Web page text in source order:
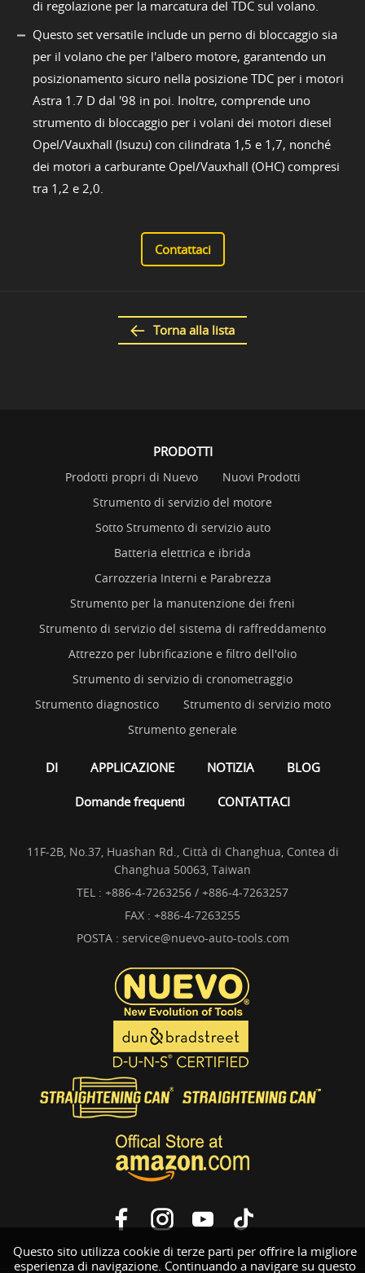
di regolazione per la marcatura del TDC sul volano.
Questo set versatile include un perno di bloccaggio sia
per il volano che per l'albero motore, garantendo un
posizionamento sicuro nella posizione TDC per i motori
Astra 1.7 D dal '98 in poi. Inoltre, comprende uno
strumento di bloccaggio per i volani dei motori diesel
Opel/Vauxhall (Isuzu) con cilindrata 1,5 e 1,7, nonché
dei motori a carburante Opel/Vauxhall (OHC) compresi
tra 1,2 e 2,0.
Contattaci
Torna alla lista
Questo sito utilizza cookie di terze parti per offrire la migliore
esperienza di navigazione. Continuando a navigare su questo
PRODOTTI
Prodotti propri di Nuevo
Nuovi Prodotti
Strumento di servizio del motore
Sotto Strumento di servizio auto
Batteria elettrica e ibrida
Carrozzeria Interni e Parabrezza
Strumento per la manutenzione dei freni
Strumento di servizio del sistema di raffreddamento
Attrezzo per lubrificazione e filtro dell'olio
Strumento di servizio di cronometraggio
Strumento diagnostico
Strumento di servizio moto
Strumento generale
DI APPLICAZIONE NOTIZIA BLOG
Domande frequenti CONTATTACI
11F-2B, No.37, Huashan Rd., Città di Changhua, Contea di
Changhua 50063, Taiwan
TEL : +886-4-7263256 / +886-4-7263257
FAX : +886-4-7263255
POSTA : service@nuevo-auto-tools.com